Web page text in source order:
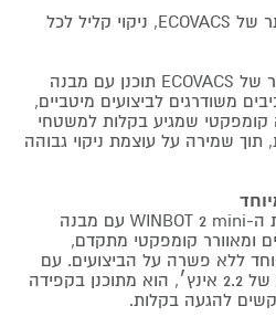
ה-WINBOT הקומפקטי ביותר של ECOVACS, ניקוי קליל לכל
ה-WINBOT הדק והקל ביותר של ECOVACS תוכנן עם מבנה
משודרגים לביצועים מיטביים,
שמגיע בקלות למשטחי
תוך שמירה על עוצמת ניקוי גבוהה
ECOVACS תכננה מחדש את ה-WINBOT 2 mini עם מבנה
ומאוורר קומפקטי מתקדם,
ללא פשרה על הביצועים. עם
אורך צד של 8.5 אינץ׳ ועובי של 2.2 אינץ׳, הוא מתוכנן בקפידה
קשים להגעה בקלות.